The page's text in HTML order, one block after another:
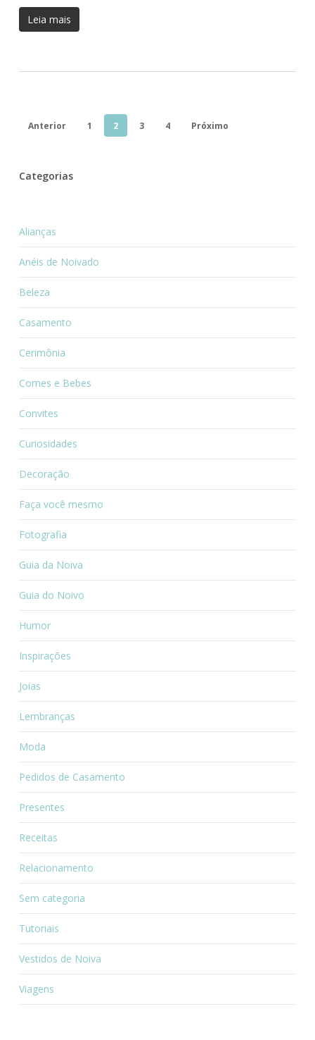
Leia mais
Anterior 1 2 3 4 Próximo
Categorias
Alianças
Anéis de Noivado
Beleza
Casamento
Cerimônia
Comes e Bebes
Convites
Curiosidades
Decoração
Faça você mesmo
Fotografia
Guia da Noiva
Guia do Noivo
Humor
Inspirações
Joias
Lembranças
Moda
Pedidos de Casamento
Presentes
Receitas
Relacionamento
Sem categoria
Tutoriais
Vestidos de Noiva
Viagens